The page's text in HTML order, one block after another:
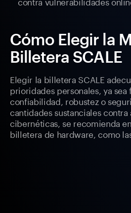
Cómo Elegir la
Billetera SCALE
Elegir la billetera SCALE
prioridades personales, ya
confiabilidad, robustez o
cantidades sustanciales contra
cibernéticas, se recomienda
billetera de hardware, como